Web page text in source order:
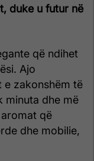
duke u futur në
që ndihet
Ajo
e zakonshëm të
minuta dhe më
që
dhe mobilie,